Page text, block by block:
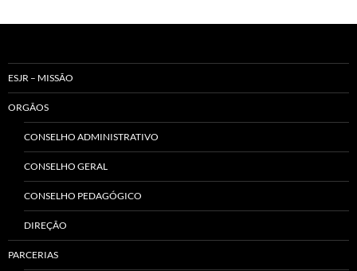
ESJR – MISSÃO
ORGÃOS
CONSELHO ADMINISTRATIVO
CONSELHO GERAL
CONSELHO PEDAGÓGICO
DIREÇÃO
PARCERIAS